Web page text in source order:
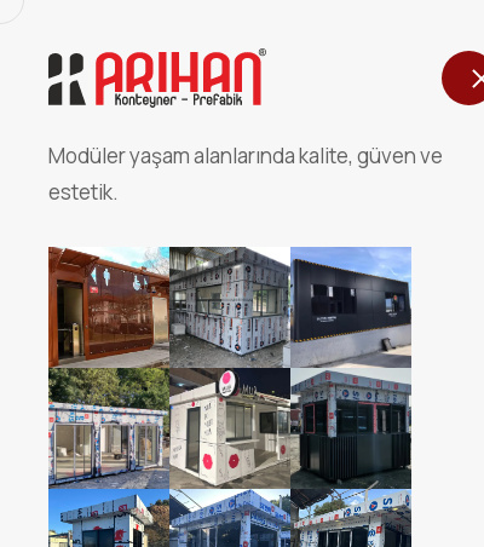
Ana
Modüler yaşam alanlarında kalite, güven ve
estetik.
DIŞ CEPHE SAC